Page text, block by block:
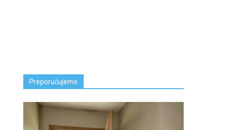
Preporučujemo